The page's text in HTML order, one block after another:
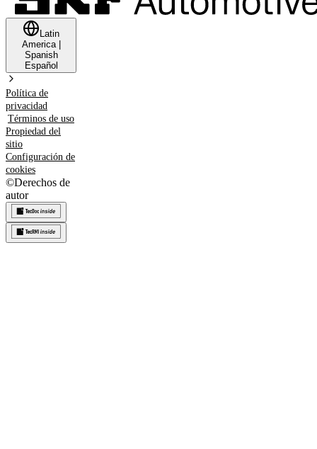
Latin
America|
Spanish
Español
Política de
privacidad
Términos de uso
Propiedad del
sitio
Configuración de
cookies
©Derechos de
autor